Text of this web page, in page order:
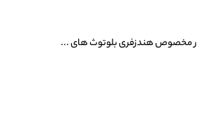
مخصوص هندزفری بلوتوث های ...